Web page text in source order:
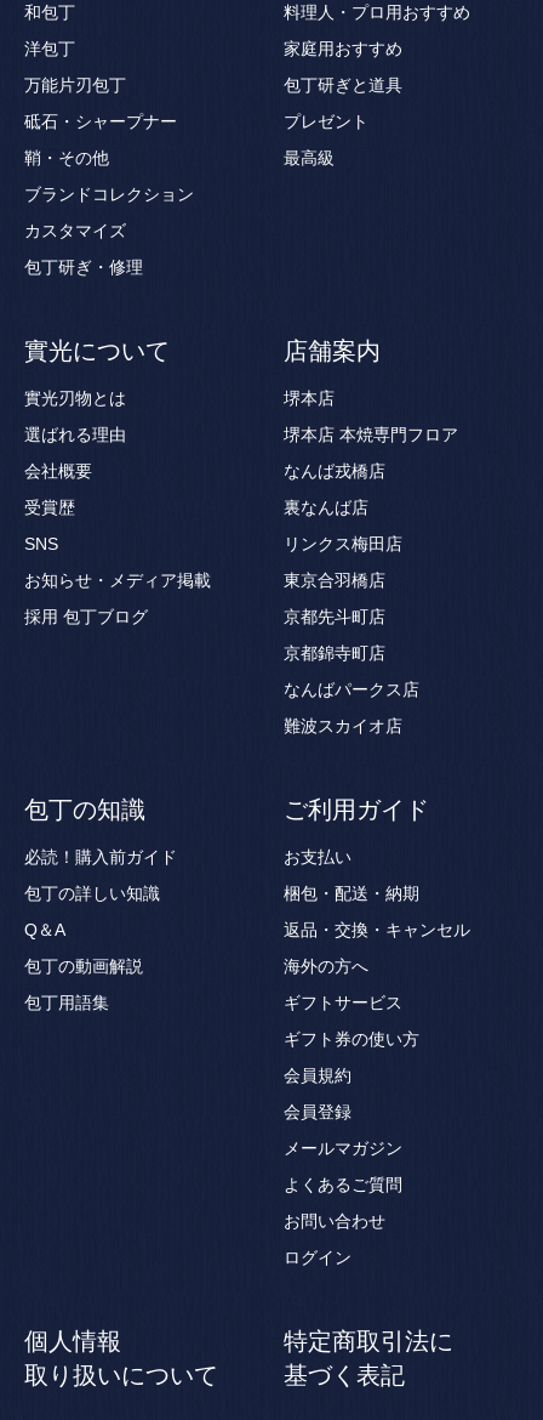
和包丁
洋包丁
万能片刃包丁
砥石・シャープナー
鞘・その他
ブランドコレクション
カスタマイズ
包丁研ぎ・修理
料理人・プロ用おすすめ
家庭用おすすめ
包丁研ぎと道具
プレゼント
最高級
實光について
實光刃物とは
選ばれる理由
会社概要
受賞歴
SNS
お知らせ・メディア掲載
採用 包丁ブログ
店舗案内
堺本店
堺本店 本焼専門フロア
なんば戎橋店
裏なんば店
リンクス梅田店
東京合羽橋店
京都先斗町店
京都錦寺町店
なんばパークス店
難波スカイオ店
包丁の知識
必読！購入前ガイド
包丁の詳しい知識
Q＆A
包丁の動画解説
包丁用語集
ご利用ガイド
お支払い
梱包・配送・納期
返品・交換・キャンセル
海外の方へ
ギフトサービス
ギフト券の使い方
会員規約
会員登録
メールマガジン
よくあるご質問
お問い合わせ
ログイン
個人情報
取り扱いについて
特定商取引法に
基づく表記